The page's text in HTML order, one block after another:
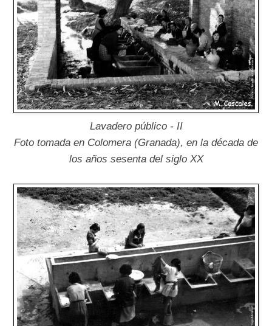
Lavadero público - II
Foto tomada en Colomera (Granada), en la década de
los años sesenta del siglo XX